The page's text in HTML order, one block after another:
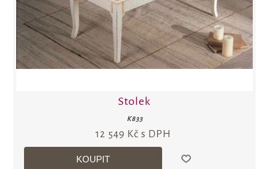
Stolek
K833
12 549 Kč s DPH